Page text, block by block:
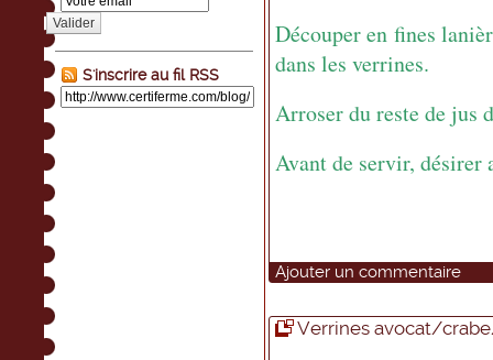
Valider
S'inscrire au fil RSS
Découper en fines
dans les verrines.
Arroser du reste de jus
Avant de servir, désirer
Ajouter un commentaire
Verrines avocat/